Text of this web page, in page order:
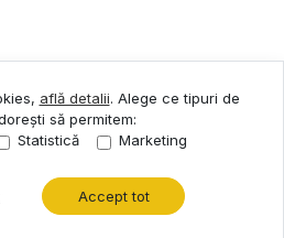
Solicită vizionare
află detalii. Alege ce tipuri de
să permitem:
Statistică Marketing
Accept tot